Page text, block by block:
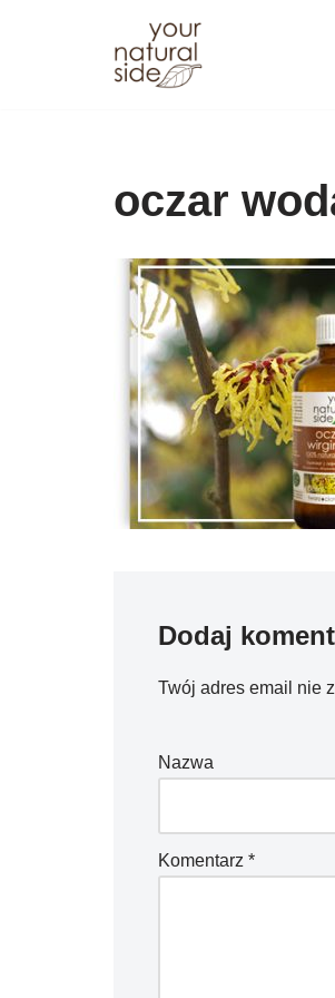
oczar
Dodaj
Twój adres email nie
Nazwa
Komentarz *